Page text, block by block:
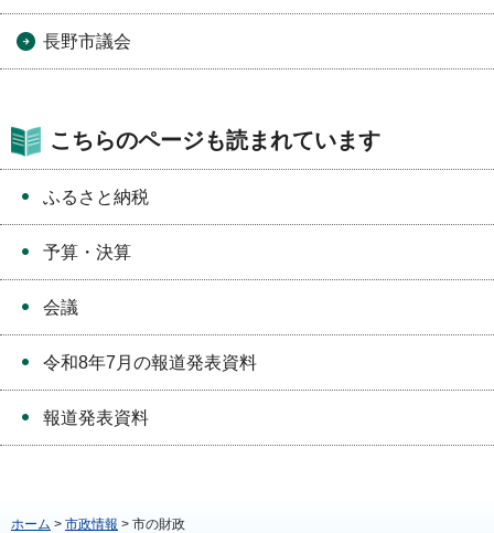
長野市議会
こちらのページも読まれています
ふるさと納税
予算・決算
会議
令和8年7月の報道発表資料
報道発表資料
ホーム > 市政情報 > 市の財政